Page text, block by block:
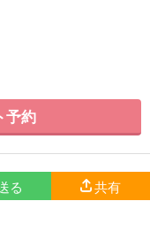
予約
る 共有